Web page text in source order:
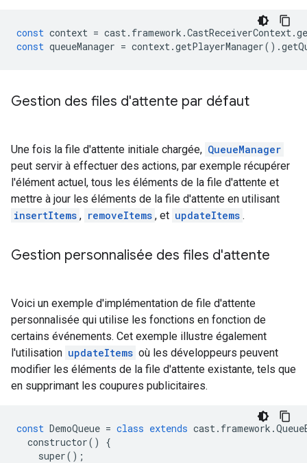
const context = cast. framework .CastReceiverContext.
const queueManager = context.getPlayerManager() .
Gestion des files d'attente par défaut
Une fois la file d'attente initiale chargée, QueueManager
peut servir à effectuer des actions, par exemple récupérer
l'élément actuel, tous les éléments de la file d'attente et
mettre à jour les éléments de la file d'attente en utilisant
insertItems , removeItems , et updateItems .
Gestion personnalisée des files d'attente
Voici un exemple d'implémentation de file d'attente
personnalisée qui utilise les fonctions en fonction de
certains événements. Cet exemple illustre également
l'utilisation updateItems où les développeurs peuvent
modifier les éléments de la file d'attente existante, tels que
en supprimant les coupures publicitaires.
const DemoQueue = class extends cast. framework .
constructor()
{
super();